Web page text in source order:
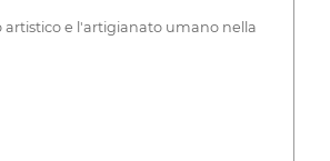
e l'artigianato umano nella